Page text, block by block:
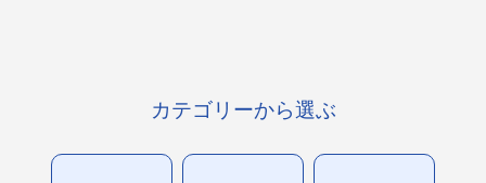
カテゴリーから選ぶ